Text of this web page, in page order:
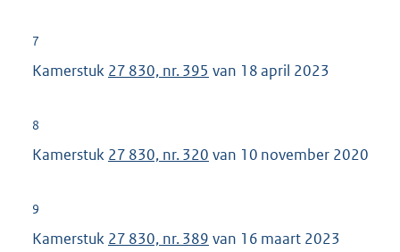
7
Kamerstuk 27 830, nr. 395 van 18 april 2023
8
Kamerstuk 27 830, nr. 320 van 10 november 2020
9
Kamerstuk 27 830, nr. 389 van 16 maart 2023